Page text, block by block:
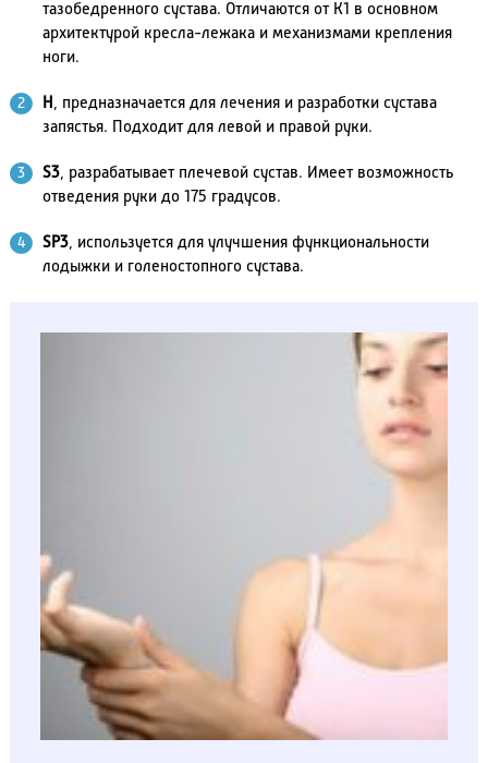
тазобедренного сустава. Отличаются от К1 в основном
архитектурой кресла-лежака и механизмами крепления
ноги.
Н , предназначается для лечения и разработки сустава
запястья. Подходит для левой и правой руки.
S3, разрабатывает плечевой сустав. Имеет возможность
отведения руки до 175 градусов.
SР3, используется для улучшения функциональности
лодыжки и голеностопного сустава.